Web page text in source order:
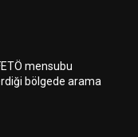
mensubu
bölgede arama